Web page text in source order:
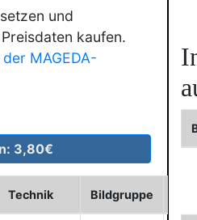
und
kaufen.
MAGEDA-
Technik Bildgruppe